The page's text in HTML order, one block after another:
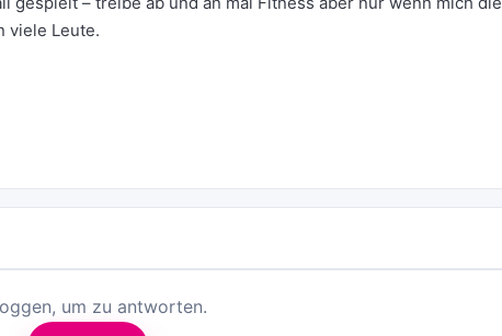
viele Leute.
um zu antworten.